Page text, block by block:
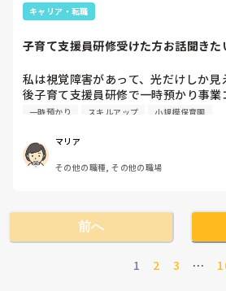
やかしすぎと毎日愚痴る（一歳児に対
・牛乳を飲まない子に対して無理矢理
・場を持たせるために手遊びなどをし
・園長が保護者のことをバカ以下と悪
まだまだたくさんあるのですがあり
こう言った保育園は普通でしょうか？
人差も多くその子に合わせた支援や声
の職場は保育の質が低い、不適切な事
ですが私が辞めてしまったら厳しい
の拠り所がなくなってしまうと思いな
きません。
なることは何もないのではないでしょう
キャリア・転職
子育て支援員研修受けた方お話聞きた
私は視覚障害があって、光だけしか
後子育て支援員研修で一時預かり事
っていますが、取られた方いますか？
一時預かり スキルアップ 小規模保育園
マリア
その他の職種, その他の職場
前へ
1 2 3 …